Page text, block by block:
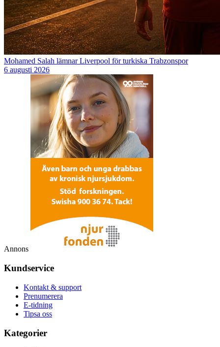
Mohamed Salah lämnar Liverpool för turkiska Trabzonspor
6 augusti 2026
Annons
Kundservice
Kontakt & support
Prenumerera
E-tidning
Tipsa oss
Kategorier